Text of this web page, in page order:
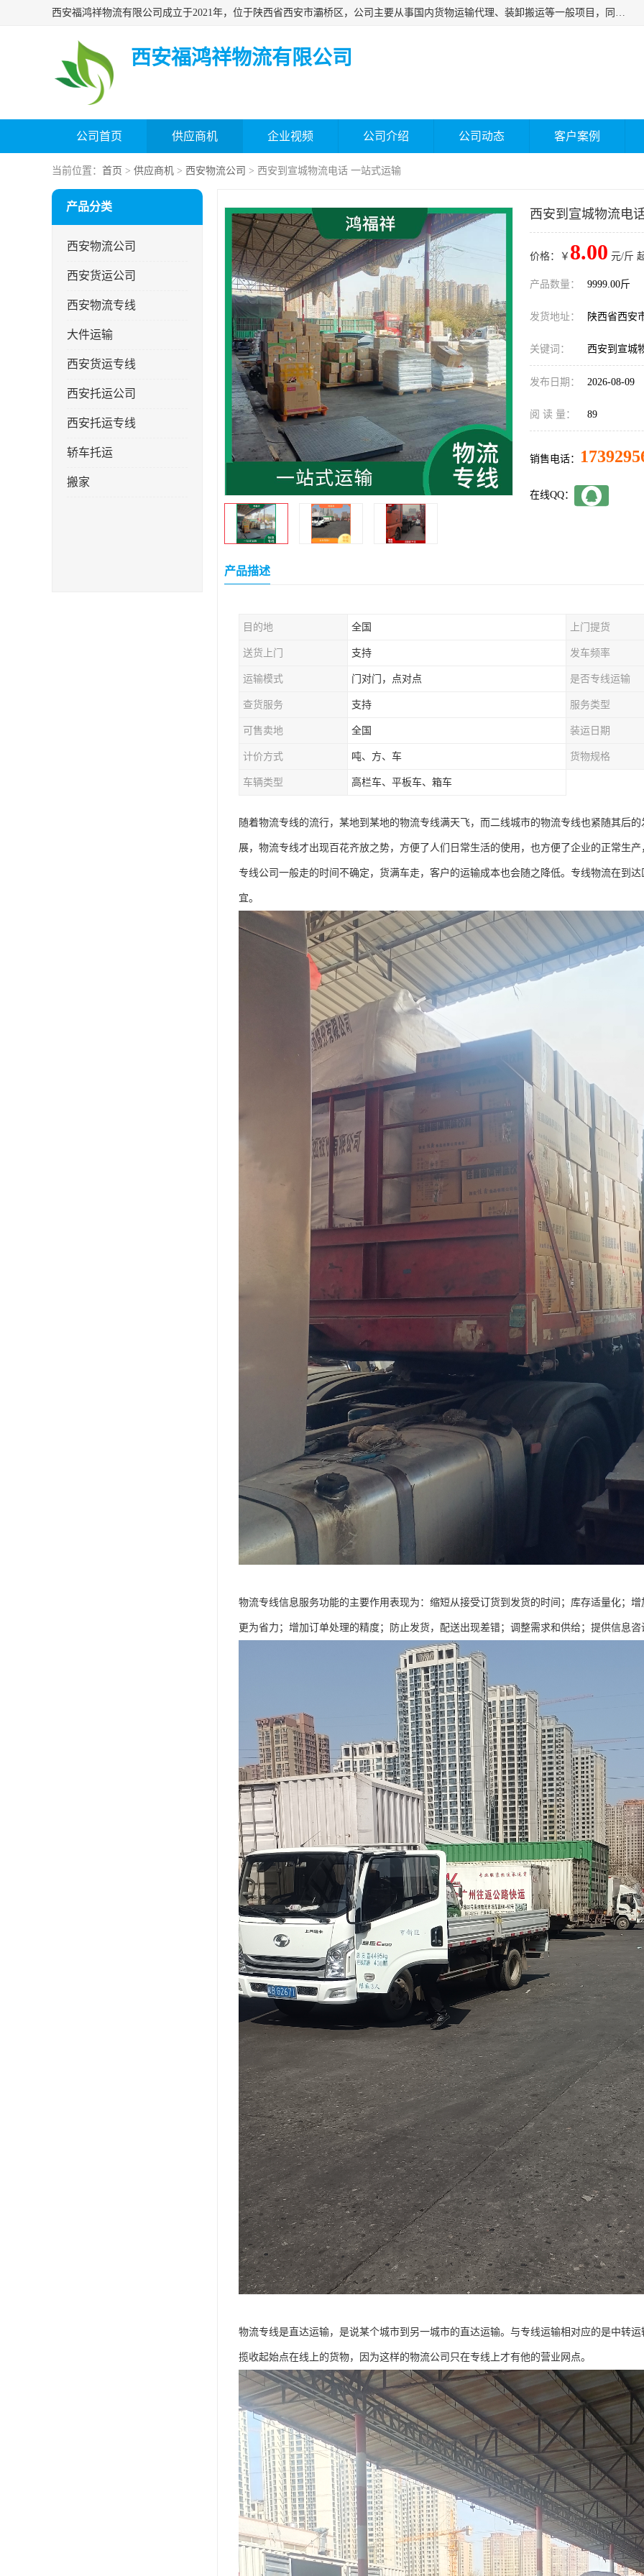
西安福鸿祥物流有限公司成立于2021年，位于陕西省西安市灞桥区，公司主要从事国内货物运输代理、装卸搬运等一般项目，同时具备道路货物运输（不含危险货物）的许可资质。凭借专业的物流服务和*的运输能力，公司致力于为客户提供安全、可靠的物流解决方案，满足多样化的运输需求，助力企业*运营。
西安福鸿祥物流有限公司
公司首页 供应商机 企业视频 公司介绍 公司动态 客户案例
当前位置： 首页 > 供应商机 > 西安物流公司 > 西安到宣城物流电话 一站式运输
产品分类
西安物流公司
西安货运公司
西安物流专线
大件运输
西安货运专线
西安托运公司
西安托运专线
轿车托运
搬家
西安到宣城物流电
价格：￥ 8.00 元/斤
产品数量： 9999.00斤
发货地址： 陕西省西安
关键词： 西安到宣城
发布日期： 2026-08-09
阅 读 量： 89
销售电话：
在线QQ：
产品描述
目的地 全国 上门提货
送货上门 支持 发车频率
运输模式 门对门，点对点 是否专线运输
查货服务 支持 服务类型
可售卖地 全国 装运日期
计价方式 吨、方、车 货物规格
车辆类型 高栏车、平板车、箱车
随着物流专线的流行，某地到某地的物流专线满天飞，而二线城市的物流专线也紧随其后
展，物流专线才出现百花齐放之势，方便了人们日常生活的使用，也方便了企业的正常生
专线公司一般走的时间不确定，货满车走，客户的运输成本也会随之降低。专线物流在到
宜。
物流专线信息服务功能的主要作用表现为：缩短从接受订货到发货的时间；库存适量化；
更为省力；增加订单处理的精度；防止发货，配送出现差错；调整需求和供给；提供信息咨
物流专线是直达运输，是说某个城市到另一城市的直达运输。与专线运输相对应的是中转
揽收起始点在线上的货物，因为这样的物流公司只在专线上才有他的营业网点。